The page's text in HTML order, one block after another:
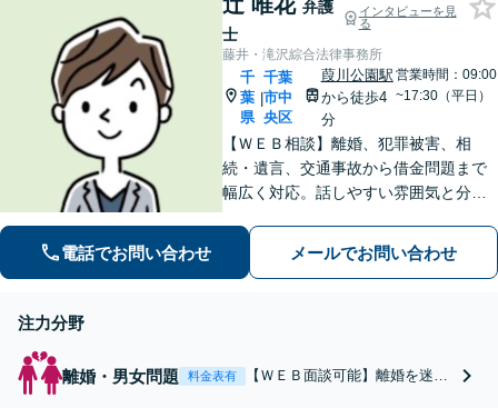
窃盗・詐欺・暴行・傷害・痴
漢・盗撮・薬物犯罪など幅広
い分野に対応可能です！
弁護
士
インタビューを見
る
藤井・滝沢綜合法律事務所
千
葉
県
|
千葉
市中
央区
葭川公園駅
から徒歩4
分
営業時間：09:00
~17:30（平日）
【ＷＥＢ相談】離婚、犯罪被害、相
続・遺言、交通事故から借金問題まで
幅広く対応。話しやすい雰囲気と分か
者支援案件の豊富な経験で培った知見
でお話を十分にお聞きし、心に寄り添
電話でお問い合わせ メールでお問い合わせ
注力分野
離婚・男女問題 料金表有
【ＷＥＢ面談可能】離婚を迷っ